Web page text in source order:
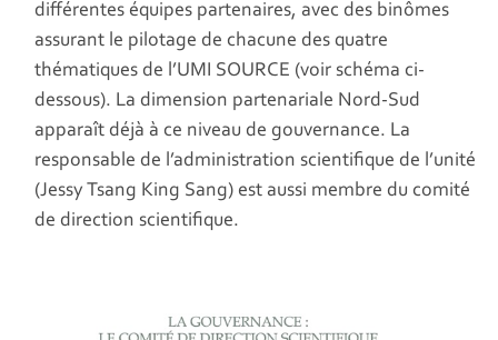
différentes équipes partenaires, avec des binômes
assurant le pilotage de chacune des quatre
thématiques de l’UMI SOURCE (voir schéma ci-
dessous). La dimension partenariale Nord-Sud
apparaît déjà à ce niveau de gouvernance. La
responsable de l’administration scientifique de l’unité
(Jessy Tsang King Sang) est aussi membre du comité
de direction scientifique.